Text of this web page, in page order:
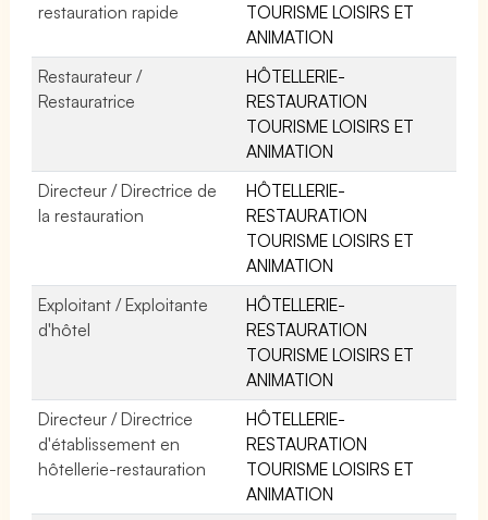
restauration rapide
TOURISME LOISIRS ET
ANIMATION
Restaurateur /
Restauratrice
HÔTELLERIE-
RESTAURATION
TOURISME LOISIRS ET
ANIMATION
Directeur / Directrice de
la restauration
HÔTELLERIE-
RESTAURATION
TOURISME LOISIRS ET
ANIMATION
Exploitant / Exploitante
d'hôtel
HÔTELLERIE-
RESTAURATION
TOURISME LOISIRS ET
ANIMATION
Directeur / Directrice
d'établissement en
hôtellerie-restauration
HÔTELLERIE-
RESTAURATION
TOURISME LOISIRS ET
ANIMATION